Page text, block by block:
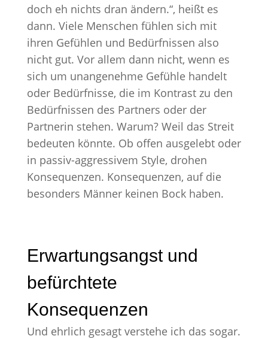
doch eh nichts dran ändern.“, heißt es
dann. Viele Menschen fühlen sich mit
ihren Gefühlen und Bedürfnissen also
nicht gut. Vor allem dann nicht, wenn es
sich um unangenehme Gefühle handelt
oder Bedürfnisse, die im Kontrast zu den
Bedürfnissen des Partners oder der
Partnerin stehen. Warum? Weil das Streit
bedeuten könnte. Ob offen ausgelebt oder
in passiv-aggressivem Style, drohen
Konsequenzen. Konsequenzen, auf die
besonders Männer keinen Bock haben.
Erwartungsangst und
befürchtete
Konsequenzen
Und ehrlich gesagt verstehe ich das sogar.